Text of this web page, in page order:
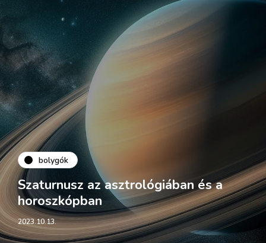
bolygók
A Jupiter az asztrológiában és a
horoszkópban
2023.10.12.